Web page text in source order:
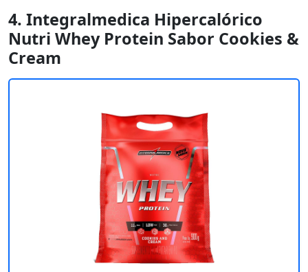
4. Integralmedica Hipercalórico
Nutri Whey Protein Sabor Cookies &
Cream